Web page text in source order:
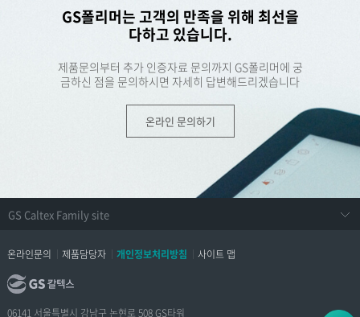
GS폴리머는 고객의 만족을 위해 최선을
다하고 있습니다.
제품문의부터 추가 인증자료 문의까지 GS폴리머에 궁
금하신 점을 문의하시면 자세히 답변해드리겠습니다
온라인 문의하기
온라인문의 제품담당자 개인정보처리방침 사이트 맵
06141 서울특별시 강남구 논현로 508 GS타워